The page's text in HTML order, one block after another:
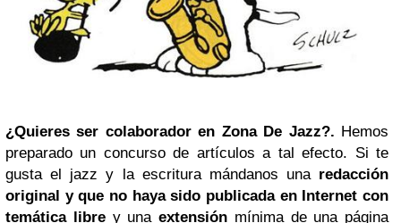
¿Quieres ser colaborador en Zona De Jazz?. Hemos
preparado un concurso de artículos a tal efecto. Si te
gusta el jazz y la escritura mándanos una redacción
original y que no haya sido publicada en Internet con
temática librey una extensión mínima de una página